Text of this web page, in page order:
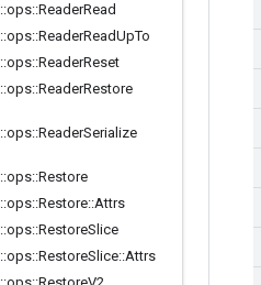
::ops::ReaderRead
::ops::ReaderReadUpTo
::ops::ReaderReset
::ops::ReaderRestore
::ops::ReaderSerialize
::ops::Restore
::ops::Restore::Attrs
::ops::RestoreSlice
::ops::RestoreSlice::Attrs